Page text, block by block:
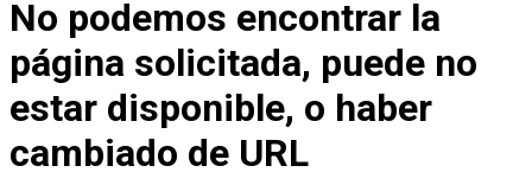
No podemos encontrar la
página solicitada, puede no
estar disponible, o haber
cambiado de URL